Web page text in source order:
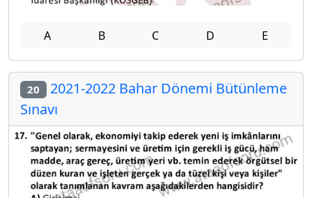
A B C D E
20 2021-2022 Bahar Dönemi Bütünleme
Sınavı